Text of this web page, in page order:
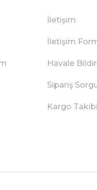
İletişim
İletişim
Havale
Sipariş
Kargo Takibi